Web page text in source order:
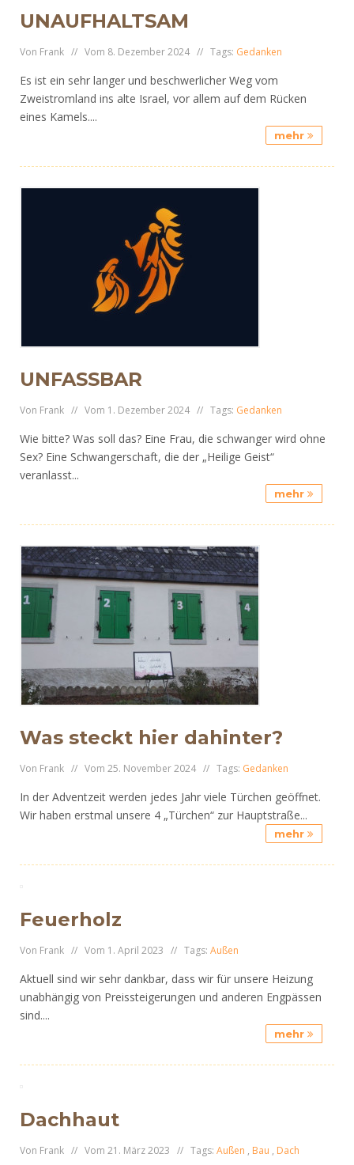
UNAUFHALTSAM
Von Frank // Vom 8. Dezember 2024 // Tags: Gedanken
Es ist ein sehr langer und beschwerlicher Weg vom
Zweistromland ins alte Israel, vor allem auf dem Rücken
eines Kamels....
mehr
UNFASSBAR
Von Frank // Vom 1. Dezember 2024 // Tags: Gedanken
Wie bitte? Was soll das? Eine Frau, die schwanger wird ohne
Sex? Eine Schwangerschaft, die der „Heilige Geist“
veranlasst...
mehr
Was steckt hier dahinter?
Von Frank // Vom 25. November 2024 // Tags: Gedanken
In der Adventzeit werden jedes Jahr viele Türchen geöffnet.
Wir haben erstmal unsere 4 „Türchen“ zur Hauptstraße...
mehr
Feuerholz
Von Frank // Vom 1. April 2023 // Tags: Außen
Aktuell sind wir sehr dankbar, dass wir für unsere Heizung
unabhängig von Preissteigerungen und anderen Engpässen
sind....
mehr
Dachhaut
Von Frank // Vom 21. März 2023 // Tags: Außen , Bau , Dach